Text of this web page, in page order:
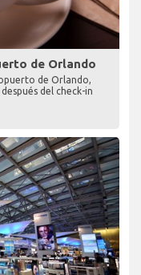
de Orlando
de Orlando,
del check-in